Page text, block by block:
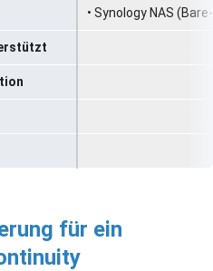
• Synology NAS
für ein